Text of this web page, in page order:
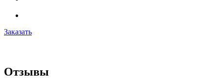
Заказать
Отзывы